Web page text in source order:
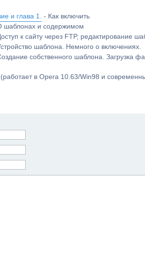
и глава 1.
- Как включить
шаблонах и содержимом
к сайту через FTP, редактирование
шаблона. Немного о включениях.
собственного шаблона. Загрузка
в Opera 10.63/Win98 и